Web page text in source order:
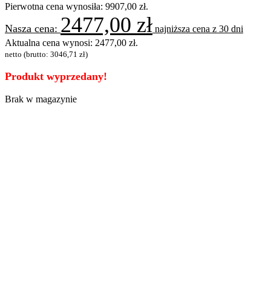
Pierwotna cena wynosiła: 9907,00 zł.
2477,00 zł najniższa cena z 30 dni
Aktualna cena wynosi: 2477,00 zł.
netto (brutto: 3046,71 zł)
Produkt wyprzedany!
Brak w magazynie